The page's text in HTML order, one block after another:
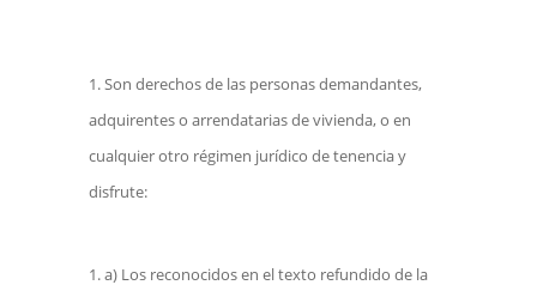
Son derechos de las personas demandantes,
adquirentes o arrendatarias de vivienda, o en
cualquier otro régimen jurídico de tenencia y
disfrute:
a) Los reconocidos en el texto refundido de la